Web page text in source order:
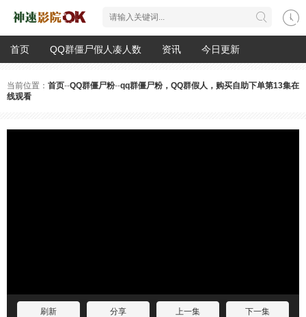
首页 QQ群僵尸假人凑人数 资讯 今日更新
当前位置： 首页--QQ群僵尸粉--qq群僵尸粉，QQ群假人，购买自助下单第13集在
线观看
刷新 分享 上一集 下一集